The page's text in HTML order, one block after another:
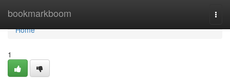
bookmarkboom
Home
Home
1